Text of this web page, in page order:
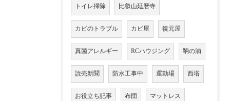
トイレ掃除 比叡山延暦寺
カビのトラブル カビ屋 復元屋
真菌アレルギー RCハウジング 鞆の浦
読売新聞 防水工事中 運動場 西塔
お役立ち記事 布団 マットレス